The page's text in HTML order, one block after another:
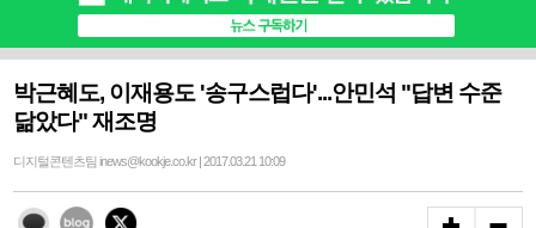
박근혜도, 이재용도 '송구스럽다'...안민석 "답변 수준
닮았다" 재조명
디지털콘텐츠팀 inews@kookje.co.kr | 2017.03.21 10:09